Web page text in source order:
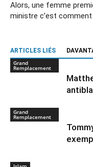
Alors, une femme
ministre c’est comment
ARTICLES LIÉS
Grand
Remplacement
Grand
Remplacement